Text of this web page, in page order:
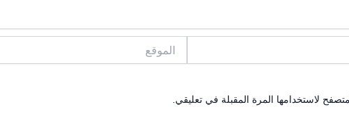
لاستخدامها المرة المقبلة في تعليقي.